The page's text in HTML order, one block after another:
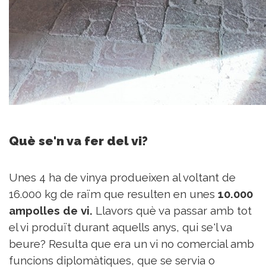
Què se'n va fer del vi?
Unes 4 ha de vinya produeixen al voltant de
16.000 kg de raïm que resulten en unes 10.000
ampolles de vi. Llavors què va passar amb tot
el vi produït durant aquells anys, qui se'l va
beure? Resulta que era un vi no comercial amb
funcions diplomàtiques, que se servia o